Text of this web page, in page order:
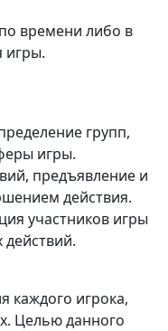
времени либо в
игры.
групп,
игры.
предъявление и
действия.
участников игры
каждого игрока,
Целью данного